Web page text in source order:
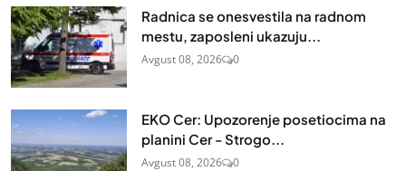
Radnica se onesvestila na radnom
mestu, zaposleni ukazuju...
Avgust 08, 2026 0
EKO Cer: Upozorenje posetiocima na
planini Cer - Strogo...
Avgust 08, 2026 0